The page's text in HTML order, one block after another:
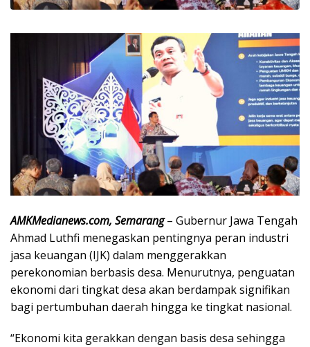
AMKMedianews.com, Semarang– Gubernur Jawa Tengah
Ahmad Luthfi menegaskan pentingnya peran industri
jasa keuangan (IJK) dalam menggerakkan
perekonomian berbasis desa. Menurutnya, penguatan
ekonomi dari tingkat desa akan berdampak signifikan
bagi pertumbuhan daerah hingga ke tingkat nasional.
“Ekonomi kita gerakkan dengan basis desa sehingga